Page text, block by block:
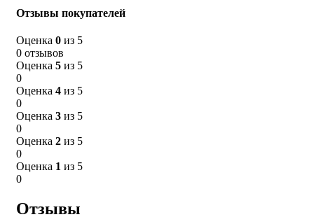
Отзывы покупателей
Оценка 0 из 5
0 отзывов
Оценка 5 из 5
0
Оценка 4 из 5
0
Оценка 3 из 5
0
Оценка 2 из 5
0
Оценка 1 из 5
0
Отзывы